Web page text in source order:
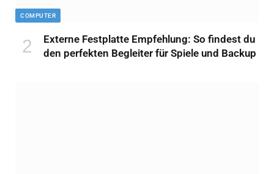
COMPUTER
Externe Festplatte Empfehlung: So findest du
den perfekten Begleiter für Spiele und Backup